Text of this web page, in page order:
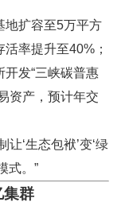
地扩容至5万平方
率提升至40%；
发“三峡碳普惠
资产，预计年交
‘生态包袱’变‘绿
式。”
集群